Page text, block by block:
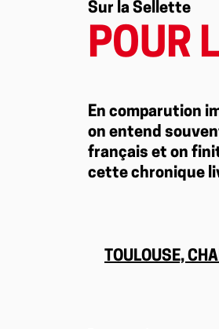
Sur la Sellette
POUR
En comparution
on entend
français et on
cette chronique
TOULOUSE,